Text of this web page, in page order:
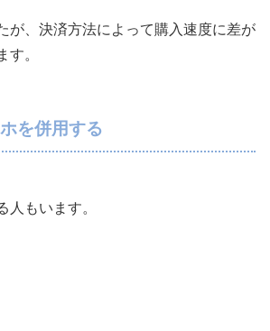
が、決済方法によって購入速度に差が
す。
を併用する
人もいます。